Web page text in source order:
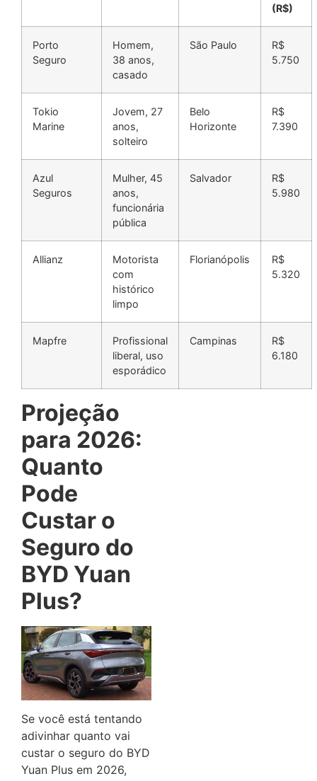
(R$)
Porto
Seguro
Homem,
38 anos,
casado
São Paulo
R$
5.750
Tokio
Marine
Jovem, 27
anos,
solteiro
Belo
Horizonte
R$
7.390
Azul
Seguros
Mulher, 45
anos,
funcionária
pública
Salvador
R$
5.980
Allianz
Motorista
com
histórico
limpo
Florianópolis
R$
5.320
Mapfre
Profissional
liberal, uso
esporádico
Campinas
R$
6.180
Projeção
para 2026:
Quanto
Pode
Custar o
Seguro do
BYD Yuan
Plus?
Se você está tentando
adivinhar quanto vai
custar o seguro do BYD
Yuan Plus em 2026,